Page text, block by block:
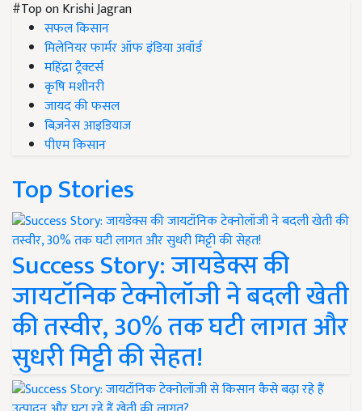
#Top on Krishi Jagran
सफल किसान
मिलेनियर फार्मर ऑफ इंडिया अवॉर्ड
महिंद्रा ट्रैक्टर्स
कृषि मशीनरी
जायद की फसल
बिज़नेस आइडियाज
पीएम किसान
Top Stories
Success Story: जायडेक्स की
जायटॉनिक टेक्नोलॉजी ने बदली खेती
की तस्वीर, 30% तक घटी लागत और
सुधरी मिट्टी की सेहत!